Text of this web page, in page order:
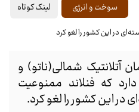
سوخت و انرژی لینک کوتاه
آتلانتیک شمالی(ناتو) و
که فنلاند ممنوعیت
در این کشور را لغو کرد.